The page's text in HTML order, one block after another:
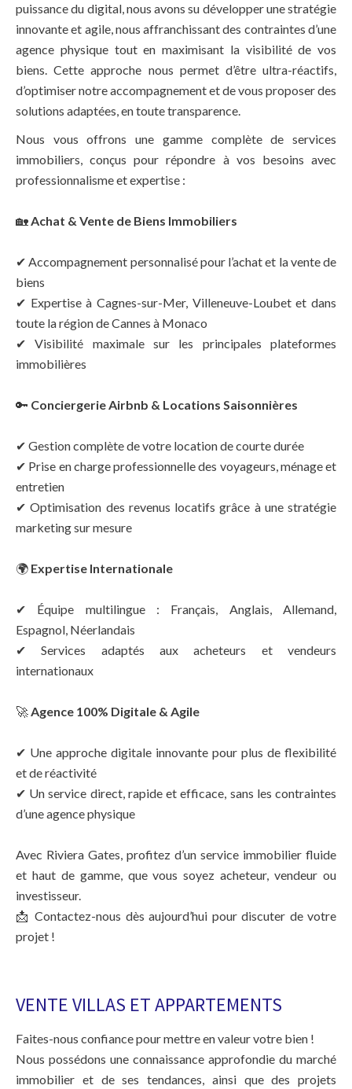
puissance du digital, nous avons su développer une stratégie
innovante et agile, nous affranchissant des contraintes d’une
agence physique tout en maximisant la visibilité de vos
biens. Cette approche nous permet d’être ultra-réactifs,
d’optimiser notre accompagnement et de vous proposer des
solutions adaptées, en toute transparence.
Nous vous offrons une gamme complète de services
immobiliers, conçus pour répondre à vos besoins avec
professionnalisme et expertise :
🏡Achat & Vente de Biens Immobiliers
✔ Accompagnement personnalisé pour l’achat et la vente de
biens
✔ Expertise à Cagnes-sur-Mer, Villeneuve-Loubet et dans
toute la région de Cannes à Monaco
✔ Visibilité maximale sur les principales plateformes
immobilières
🔑 Conciergerie Airbnb & Locations Saisonnières
✔ Gestion complète de votre location de courte durée
✔ Prise en charge professionnelle des voyageurs, ménage et
entretien
✔ Optimisation des revenus locatifs grâce à une stratégie
marketing sur mesure
🌍 Expertise Internationale
✔ Équipe multilingue : Français, Anglais, Allemand,
Espagnol, Néerlandais
✔ Services adaptés aux acheteurs et vendeurs
internationaux
🚀Agence 100% Digitale & Agile
✔ Une approche digitale innovante pour plus de flexibilité
et de réactivité
✔ Un service direct, rapide et efficace, sans les contraintes
d’une agence physique
Avec Riviera Gates, profitez d’un service immobilier fluide
et haut de gamme, que vous soyez acheteur, vendeur ou
investisseur.
📩 Contactez-nous dès aujourd’hui pour discuter de votre
projet !
VENTE VILLAS ET APPARTEMENTS
Faites-nous confiance pour mettre en valeur votre bien !
Nous possédons une connaissance approfondie du marché
immobilier et de ses tendances, ainsi que des projets